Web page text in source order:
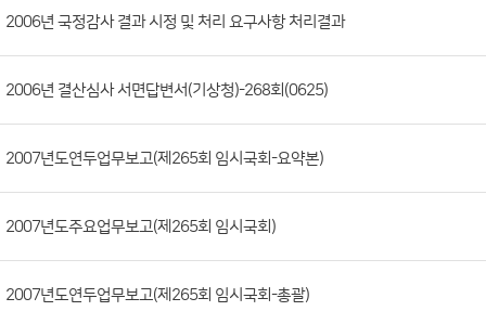
목,
부
서,
첨
부
파
록
2006년 국정감사 결과 시정 및 처리 요구사항 처리결과
2006년 결산심사 서면답변서(기상청)-268회(0625)
2007년도연두업무보고(제265회 임시국회-요약본)
2007년도주요업무보고(제265회 임시국회)
2007년도연두업무보고(제265회 임시국회-총괄)